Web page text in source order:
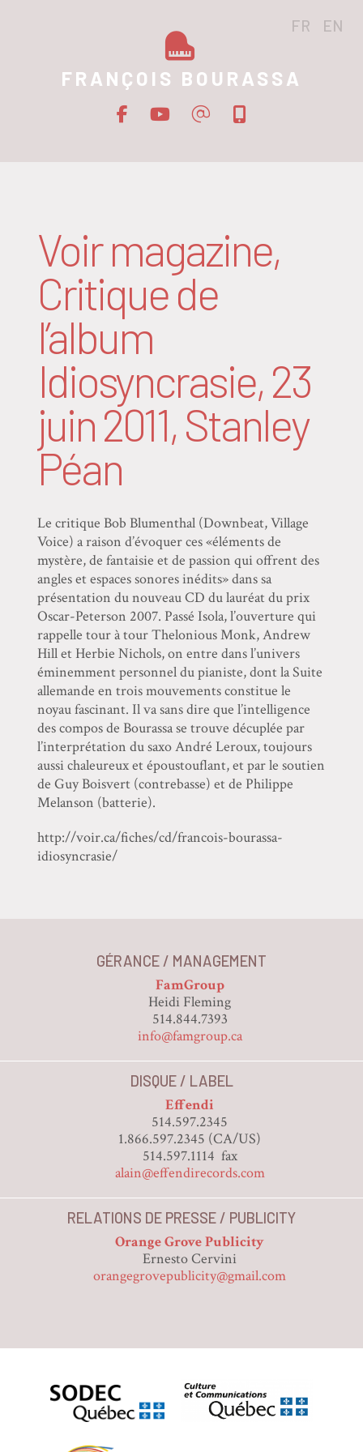
FRANÇOIS BOURASSA
FR EN
Voir magazine,
Critique de
l’album
Idiosyncrasie, 23
juin 2011, Stanley
Péan
Le critique Bob Blumenthal (Downbeat, Village
Voice) a raison d’évoquer ces «éléments de
mystère, de fantaisie et de passion qui offrent des
angles et espaces sonores inédits» dans sa
présentation du nouveau CD du lauréat du prix
Oscar-Peterson 2007. Passé Isola, l’ouverture qui
rappelle tour à tour Thelonious Monk, Andrew
Hill et Herbie Nichols, on entre dans l’univers
éminemment personnel du pianiste, dont la Suite
allemande en trois mouvements constitue le
noyau fascinant. Il va sans dire que l’intelligence
des compos de Bourassa se trouve décuplée par
l’interprétation du saxo André Leroux, toujours
aussi chaleureux et époustouflant, et par le soutien
de Guy Boisvert (contrebasse) et de Philippe
Melanson (batterie).
http://voir.ca/fiches/cd/francois-bourassa-
idiosyncrasie/
GÉRANCE / MANAGEMENT
FamGroup
Heidi Fleming
514.844.7393
info@famgroup.ca
DISQUE / LABEL
Effendi
514.597.2345
1.866.597.2345 (CA/US)
514.597.1114 fax
alain@effendirecords.com
RELATIONS DE PRESSE / PUBLICITY
Orange Grove Publicity
Ernesto Cervini
orangegrovepublicity@gmail.com